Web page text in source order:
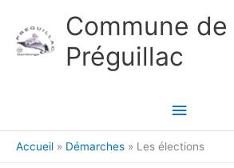
Commune de
Préguillac
Menu
principal
Accueil Démarches Les élections